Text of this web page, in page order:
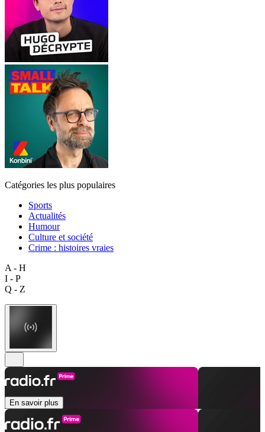
Catégories les plus populaires
Sports
Actualités
Humour
Culture et société
Crime : histoires vraies
A - H
I - P
Q - Z
En savoir plus